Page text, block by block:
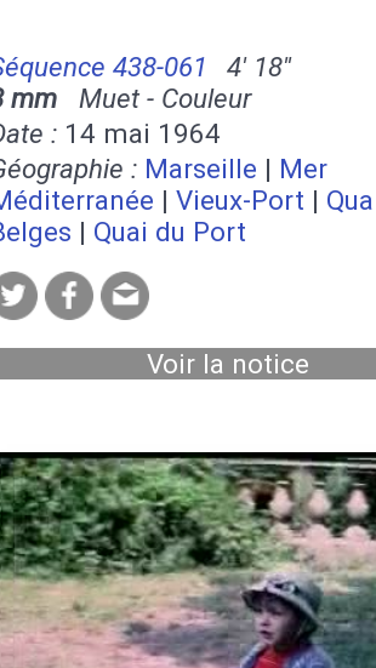
438-061
4' 18''
mm Muet - Couleur
: 14 mai 1964
: Marseille | Mer
| Vieux-Port |
| Quai du Port
Voir la notice